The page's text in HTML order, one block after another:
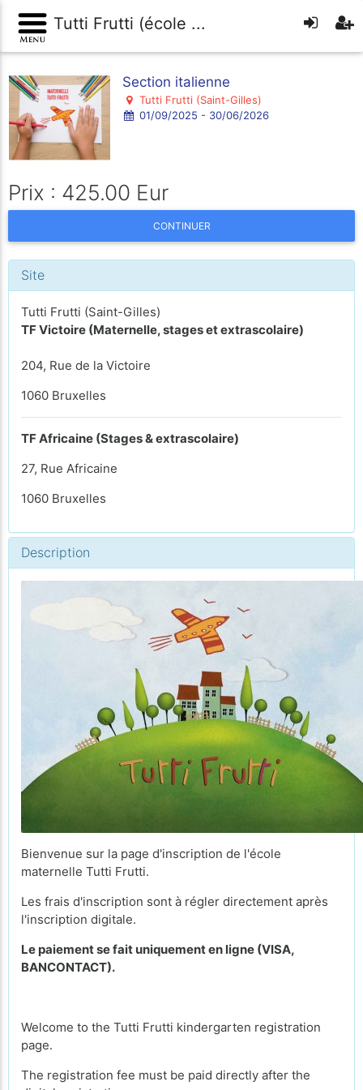
Tutti Frutti (école ...
Section italienne
Tutti Frutti (Saint-Gilles)
01/09/2025 - 30/06/2026
Prix : 425.00 Eur
CONTINUER
Site
Tutti Frutti (Saint-Gilles)
TF Victoire (Maternelle, stages et extrascolaire)
204, Rue de la Victoire
1060 Bruxelles
TF Africaine (Stages & extrascolaire)
27, Rue Africaine
1060 Bruxelles
Description
Bienvenue sur la page d'inscription de l'école
maternelle Tutti Frutti.
Les frais d'inscription sont à régler directement après
l'inscription digitale.
Le paiement se fait uniquement en ligne (VISA,
BANCONTACT).
Welcome to the Tutti Frutti kindergarten registration
page.
The registration fee must be paid directly after the